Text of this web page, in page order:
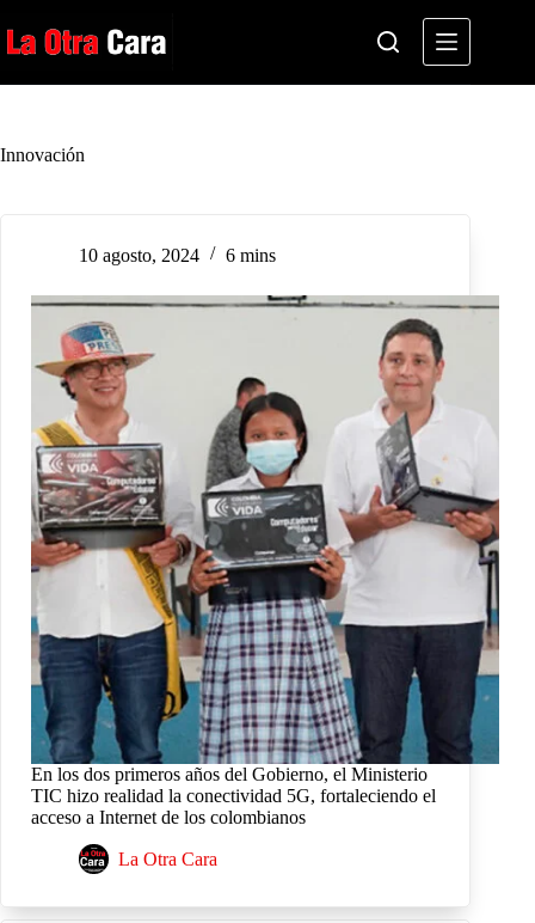
al
contenido
Innovación
10 agosto, 2024 6 mins
En los dos primeros años del Gobierno, el Ministerio
TIC hizo realidad la conectividad 5G, fortaleciendo el
acceso a Internet de los colombianos
La Otra Cara